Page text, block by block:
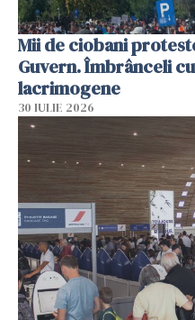
Mii de ciobani
Guvern. Îmbrânceli
lacrimogene
30 IULIE 2026